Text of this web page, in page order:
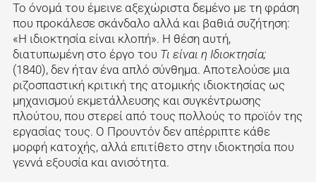
Το όνομά του έμεινε αξεχώριστα δεμένο με τη φράση
που προκάλεσε σκάνδαλο αλλά και βαθιά συζήτηση:
«Η ιδιοκτησία είναι κλοπή». Η θέση αυτή,
διατυπωμένη στο έργο του Τι είναι η Ιδιοκτησία;
(1840), δεν ήταν ένα απλό σύνθημα. Αποτελούσε μια
ριζοσπαστική κριτική της ατομικής ιδιοκτησίας ως
μηχανισμού εκμετάλλευσης και συγκέντρωσης
πλούτου, που στερεί από τους πολλούς το προϊόν της
εργασίας τους. Ο Προυντόν δεν απέρριπτε κάθε
μορφή κατοχής, αλλά επιτίθετο στην ιδιοκτησία που
γεννά εξουσία και ανισότητα.